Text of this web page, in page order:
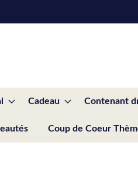
Cadeau Contenant
Coup de Coeur